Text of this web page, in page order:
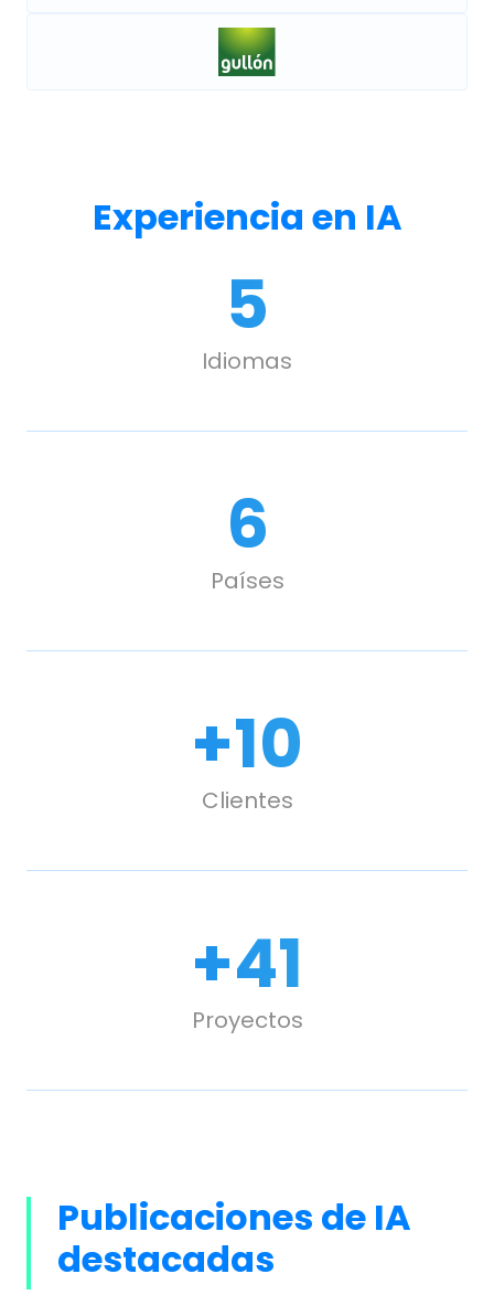
Experiencia en IA
5
Idiomas
6
Países
10
+
Clientes
50
+
Proyectos
Publicaciones de IA
destacadas